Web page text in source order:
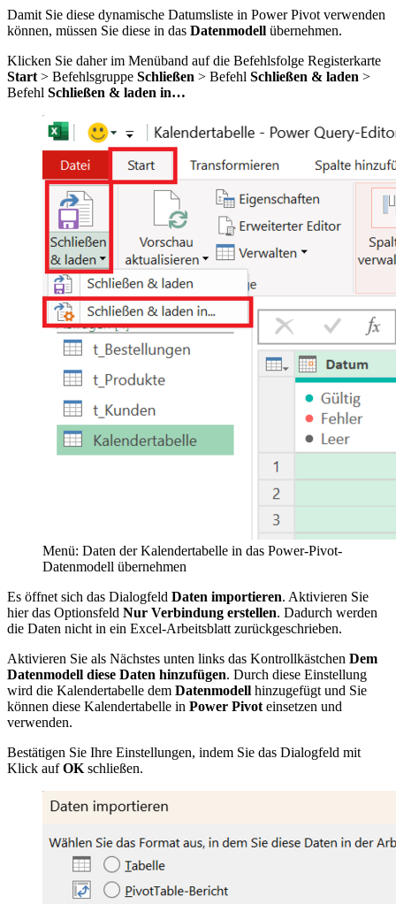
Damit Sie diese dynamische Datumsliste in Power Pivot verwenden
können, müssen Sie diese in das Datenmodell übernehmen.
Klicken Sie daher im Menüband auf die Befehlsfolge Registerkarte
Start > Befehlsgruppe Schließen > Befehl Schließen & laden >
Befehl Schließen & laden in…
Menü: Daten der Kalendertabelle in das Power-Pivot-
Datenmodell übernehmen
Es öffnet sich das Dialogfeld Daten importieren. Aktivieren Sie
hier das Optionsfeld Nur Verbindung erstellen. Dadurch werden
die Daten nicht in ein Excel-Arbeitsblatt zurückgeschrieben.
Aktivieren Sie als Nächstes unten links das Kontrollkästchen Dem
Datenmodell diese Daten hinzufügen. Durch diese Einstellung
wird die Kalendertabelle dem Datenmodell hinzugefügt und Sie
können diese Kalendertabelle in Power Pivot einsetzen und
verwenden.
Bestätigen Sie Ihre Einstellungen, indem Sie das Dialogfeld mit
Klick aufOK schließen.